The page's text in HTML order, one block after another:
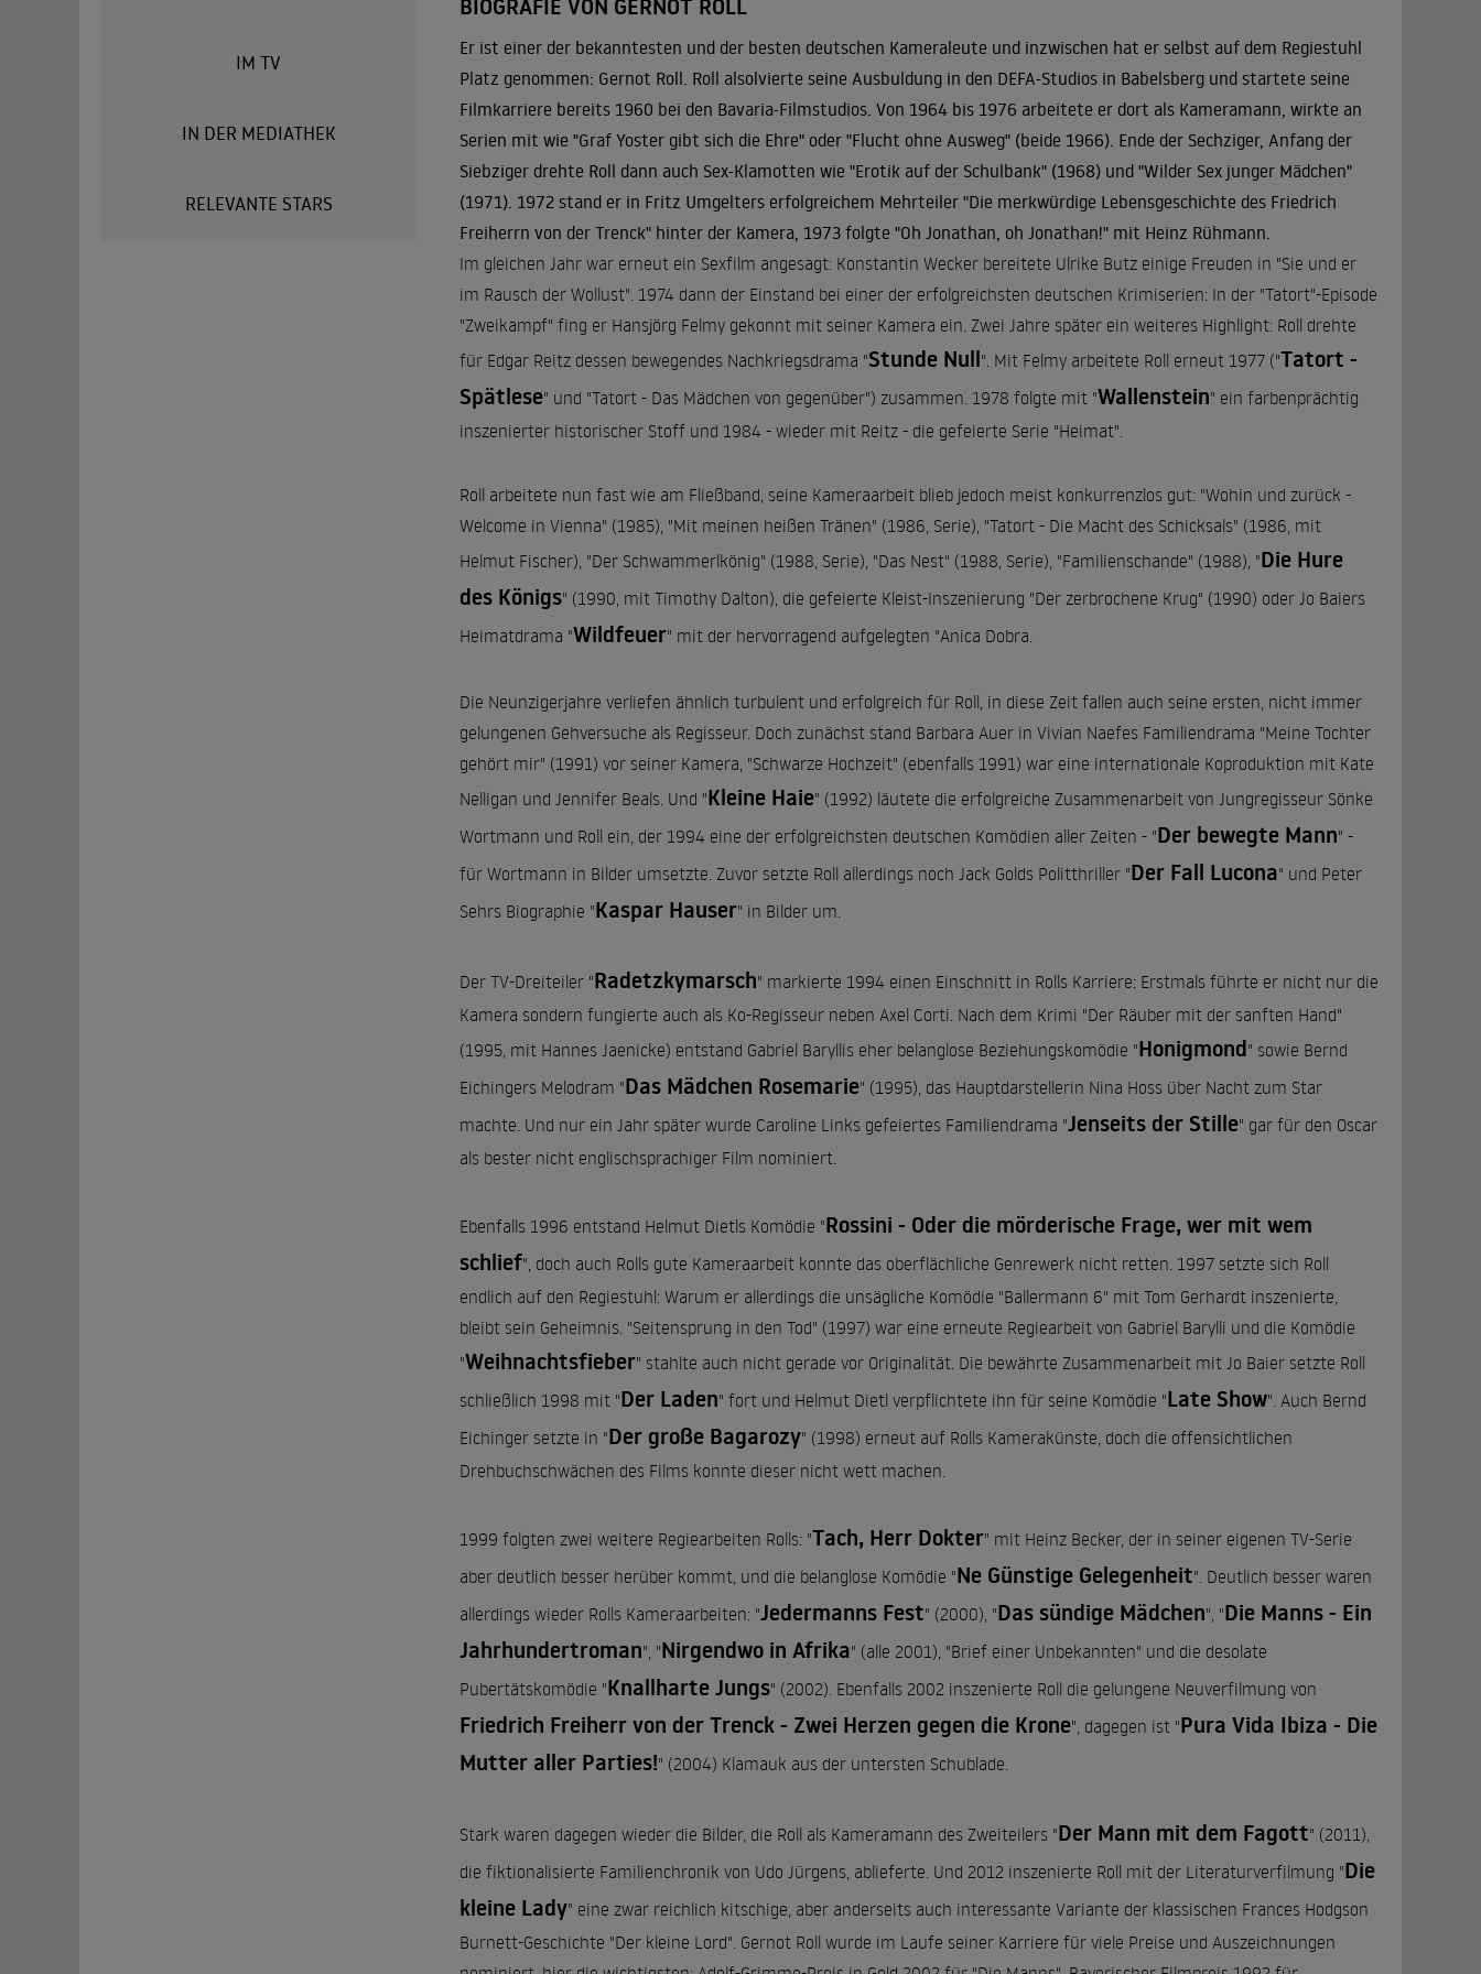
IM TV
IN DER MEDIATHEK
RELEVANTE STARS
BIOGRAFIE VON GERNOT ROLL
Er ist einer der bekanntesten und der besten deutschen Kameraleute und inzwischen hat er selbst auf dem Regiestuhl
Platz genommen: Gernot Roll. Roll alsolvierte seine Ausbuldung in den DEFA-Studios in Babelsberg und startete seine
Filmkarriere bereits 1960 bei den Bavaria-Filmstudios. Von 1964 bis 1976 arbeitete er dort als Kameramann, wirkte an
Serien mit wie "Graf Yoster gibt sich die Ehre" oder "Flucht ohne Ausweg" (beide 1966). Ende der Sechziger, Anfang der
Siebziger drehte Roll dann auch Sex-Klamotten wie "Erotik auf der Schulbank" (1968) und "Wilder Sex junger Mädchen"
(1971). 1972 stand er in Fritz Umgelters erfolgreichem Mehrteiler "Die merkwürdige Lebensgeschichte des Friedrich
Freiherrn von der Trenck" hinter der Kamera, 1973 folgte "Oh Jonathan, oh Jonathan!" mit Heinz Rühmann.
Im gleichen Jahr war erneut ein Sexfilm angesagt: Konstantin Wecker bereitete Ulrike Butz einige Freuden in "Sie und er
im Rausch der Wollust". 1974 dann der Einstand bei einer der erfolgreichsten deutschen Krimiserien: In der "Tatort"-Episode
"Zweikampf" fing er Hansjörg Felmy gekonnt mit seiner Kamera ein. Zwei Jahre später ein weiteres Highlight: Roll drehte
für Edgar Reitz dessen bewegendes Nachkriegsdrama "Stunde Null". Mit Felmy arbeitete Roll erneut 1977 ("Tatort -
Spätlese" und "Tatort - Das Mädchen von gegenüber") zusammen. 1978 folgte mit "Wallenstein" ein farbenprächtig
inszenierter historischer Stoff und 1984 - wieder mit Reitz - die gefeierte Serie "Heimat".
Roll arbeitete nun fast wie am Fließband, seine Kameraarbeit blieb jedoch meist konkurrenzlos gut: "Wohin und zurück -
Welcome in Vienna" (1985), "Mit meinen heißen Tränen" (1986, Serie), "Tatort - Die Macht des Schicksals" (1986, mit
Helmut Fischer), "Der Schwammerlkönig" (1988, Serie), "Das Nest" (1988, Serie), "Familienschande" (1988), "Die Hure
des Königs" (1990, mit Timothy Dalton), die gefeierte Kleist-Inszenierung "Der zerbrochene Krug" (1990) oder Jo Baiers
Heimatdrama "Wildfeuer" mit der hervorragend aufgelegten "Anica Dobra.
Die Neunzigerjahre verliefen ähnlich turbulent und erfolgreich für Roll, in diese Zeit fallen auch seine ersten, nicht immer
gelungenen Gehversuche als Regisseur. Doch zunächst stand Barbara Auer in Vivian Naefes Familiendrama "Meine Tochter
gehört mir" (1991) vor seiner Kamera, "Schwarze Hochzeit" (ebenfalls 1991) war eine internationale Koproduktion mit Kate
Nelligan und Jennifer Beals. Und "Kleine Haie" (1992) läutete die erfolgreiche Zusammenarbeit von Jungregisseur Sönke
Wortmann und Roll ein, der 1994 eine der erfolgreichsten deutschen Komödien aller Zeiten - "Der bewegte Mann" -
für Wortmann in Bilder umsetzte. Zuvor setzte Roll allerdings noch Jack Golds Politthriller "Der Fall Lucona" und Peter
Sehrs Biographie "Kaspar Hauser" in Bilder um.
Der TV-Dreiteiler "Radetzkymarsch" markierte 1994 einen Einschnitt in Rolls Karriere: Erstmals führte er nicht nur die
Kamera sondern fungierte auch als Ko-Regisseur neben Axel Corti. Nach dem Krimi "Der Räuber mit der sanften Hand"
(1995, mit Hannes Jaenicke) entstand Gabriel Baryllis eher belanglose Beziehungskomödie "Honigmond" sowie Bernd
Eichingers Melodram "Das Mädchen Rosemarie" (1995), das Hauptdarstellerin Nina Hoss über Nacht zum Star
machte. Und nur ein Jahr später wurde Caroline Links gefeiertes Familiendrama "Jenseits der Stille" gar für den Oscar
als bester nicht englischsprachiger Film nominiert.
Ebenfalls 1996 entstand Helmut Dietls Komödie "Rossini - Oder die mörderische Frage, wer mit wem
schlief", doch auch Rolls gute Kameraarbeit konnte das oberflächliche Genrewerk nicht retten. 1997 setzte sich Roll
endlich auf den Regiestuhl: Warum er allerdings die unsägliche Komödie "Ballermann 6" mit Tom Gerhardt inszenierte,
bleibt sein Geheimnis. "Seitensprung in den Tod" (1997) war eine erneute Regiearbeit von Gabriel Barylli und die Komödie
"Weihnachtsfieber" stahlte auch nicht gerade vor Originalität. Die bewährte Zusammenarbeit mit Jo Baier setzte Roll
schließlich 1998 mit "Der Laden" fort und Helmut Dietl verpflichtete ihn für seine Komödie "Late Show". Auch Bernd
Eichinger setzte in "Der große Bagarozy" (1998) erneut auf Rolls Kamerakünste, doch die offensichtlichen
Drehbuchschwächen des Films konnte dieser nicht wett machen.
1999 folgten zwei weitere Regiearbeiten Rolls: "Tach, Herr Dokter" mit Heinz Becker, der in seiner eigenen TV-Serie
aber deutlich besser herüber kommt, und die belanglose Komödie "Ne Günstige Gelegenheit". Deutlich besser waren
allerdings wieder Rolls Kameraarbeiten: "Jedermanns Fest" (2000), "Das sündige Mädchen", "Die Manns - Ein
Jahrhundertroman", "Nirgendwo in Afrika" (alle 2001), "Brief einer Unbekannten" und die desolate
Pubertätskomödie "Knallharte Jungs" (2002). Ebenfalls 2002 inszenierte Roll die gelungene Neuverfilmung von
Friedrich Freiherr von der Trenck - Zwei Herzen gegen die Krone", dagegen ist "Pura Vida Ibiza - Die
Mutter aller Parties!" (2004) Klamauk aus der untersten Schublade.
Stark waren dagegen wieder die Bilder, die Roll als Kameramann des Zweiteilers "Der Mann mit dem Fagott" (2011),
die fiktionalisierte Familienchronik von Udo Jürgens, ablieferte. Und 2012 inszenierte Roll mit der Literaturverfilmung "Die
kleine Lady" eine zwar reichlich kitschige, aber anderseits auch interessante Variante der klassischen Frances Hodgson
Burnett-Geschichte "Der kleine Lord". Gernot Roll wurde im Laufe seiner Karriere für viele Preise und Auszeichnungen